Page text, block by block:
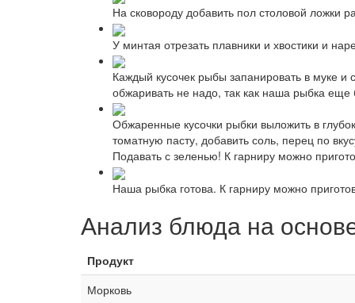
На сковороду добавить пол столовой ложки
У минтая отрезать плавники и хвостики и
Каждый кусочек рыбы запанировать в муке и
обжаривать не надо, так как наша рыбка еще
Обжаренные кусочки рыбки выложить в
томатную пасту, добавить соль, перец по
Подавать с зеленью! К гарниру можно
Наша рыбка готова. К гарниру можно
Анализ блюда на
Продукт
Морковь